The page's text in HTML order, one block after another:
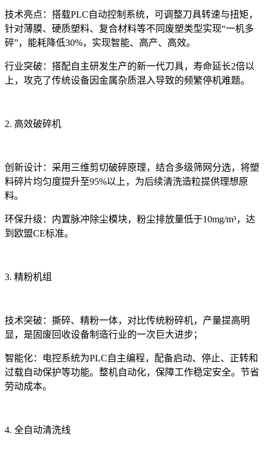
技术亮点 ： 搭载PLC自动控制 系统，可调整刀具转速与扭矩，
针对薄膜、硬质塑料、复合材料等不同废塑类型实现“一机多
碎”，能耗降低30%，实现智能、高产、高效。
行业突破 ：搭配自主研发生产的新一代刀具，寿命延长2倍以
上，攻克了传统设备因金属杂质混入导致的频繁停机难题。
2. 高效破碎机
创新设计：采用三维剪切破碎原理，结合多级筛网分选，将塑
料碎片均匀度提升至95%以上，为后续清洗造粒提供理想原
料。
环保升级 ：内置脉冲除尘模块，粉尘排放量低于10mg/m³，达
到欧盟CE标准。
3. 精粉机组
技术突破：撕碎、精粉一体，对比传统粉碎机，产量提高明
显，是固废回收设备制造行业的一次巨大进步；
智能化：电控系统为PLC自主编程，配备启动、停止、正转和
过载自动保护等功能。整机自动化，保障工作稳定安全。节省
劳动成本。
4. 全自动清洗线